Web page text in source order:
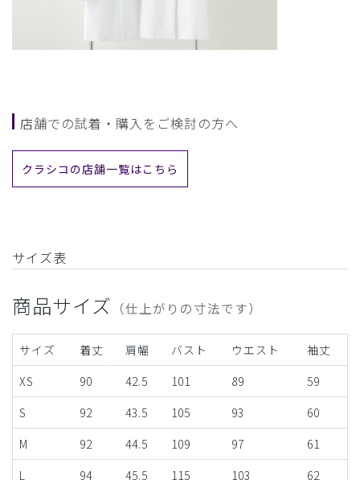
店舗での試着・購入をご検討の方へ
クラシコの店舗一覧はこちら
サイズ表
商品サイズ （仕上がりの寸法です）
サイズ 着丈 肩幅 バスト ウエスト
袖丈
XS
90 42.5 101 89
59
S
92 43.5 105 93
60
M
92 44.5 109 97
61
L
94 45.5 115 103 62